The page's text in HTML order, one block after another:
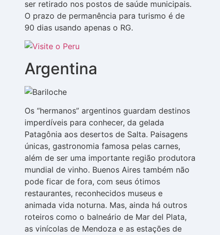
ser retirado nos postos de saúde municipais.
O prazo de permanência para turismo é de
90 dias usando apenas o RG.
Argentina
Os “hermanos” argentinos guardam destinos
imperdíveis para conhecer, da gelada
Patagônia aos desertos de Salta. Paisagens
únicas, gastronomia famosa pelas carnes,
além de ser uma importante região produtora
mundial de vinho. Buenos Aires também não
pode ficar de fora, com seus ótimos
restaurantes, reconhecidos museus e
animada vida noturna. Mas, ainda há outros
roteiros como o balneário de Mar del Plata,
as vinícolas de Mendoza e as estações de